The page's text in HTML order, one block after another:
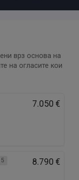
врз основа на
на огласите кои
7.050 €
8.790 €